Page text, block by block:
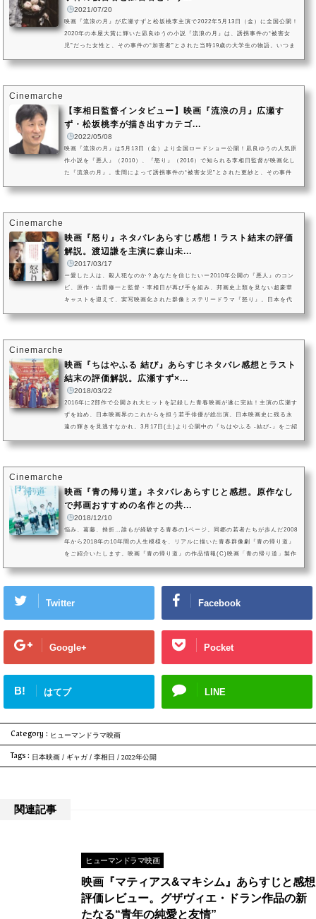
2021/07/20
映画『流浪の月』が広瀬すずと松坂桃李主演で2022年5月13日（金）に全国公開！
2020年の本屋大賞に輝いた凪良ゆうの小説『流浪の月』は、誘拐事件の“被害女
児”だった女性と、その事件の“加害者”とされた当時19歳の大学生の物語。いつま
Cinemarche
【李相日監督インタビュー】映画『流浪の月』広瀬す
ず・松坂桃李が描き出すカテゴ...
2022/05/08
映画『流浪の月』は5月13日（金）より全国ロードショー公開！凪良ゆうの人気原
作小説を『悪人』（2010）、『怒り』（2016）で知られる李相日監督が映画化し
た『流浪の月』。世間によって誘拐事件の“被害女児”とされた更紗と、その事件
Cinemarche
映画『怒り』ネタバレあらすじ感想！ラスト結末の評価
解説。渡辺謙を主演に森山未...
2017/03/17
ー愛した人は、殺人犯なのか？あなたを信じたいー2010年公開の『悪人』のコン
ビ、原作・吉田修一と監督・李相日が再び手を組み、邦画史上類を見ない超豪華
キャストを迎えて、実写映画化された群像ミステリードラマ『怒り』。日本を代
Cinemarche
映画『ちはやふる 結び』あらすじネタバレ感想とラスト
結末の評価解説。広瀬すず×...
2018/03/22
2016年に2部作で公開され大ヒットを記録した青春映画が遂に完結！主演の広瀬す
ずを始め、日本映画界のこれからを担う若手俳優が総出演。日本映画史に残る永
遠の輝きを見逃すなかれ。3月17日(土)より公開中の『ちはやふる -結び-』をご紹
Cinemarche
映画『青の帰り道』ネタバレあらすじと感想。原作なし
で邦画おすすめの名作との共...
2018/12/10
悩み、葛藤、挫折…誰もが経験する青春の1ページ。同郷の若者たちが歩んだ2008
年から2018年の10年間の人生模様を、リアルに描いた青春群像劇『青の帰り道』
をご紹介いたします。映画『青の帰り道』の作品情報(C)映画「青の帰り道」製作
代の同級生7人が、卒業後、夢と現実の間でもがきながらそれぞれの道...
Twitter Facebook
Google+ Pocket
B! はてブ LINE
Category : ヒューマンドラマ映画
Tags : 日本映画 / ギャガ / 李相日 / 2022年公開
関連記事
ヒューマンドラマ映画
映画『マティアス&マキシム』あらすじと感想
評価レビュー。グザヴィエ・ドラン作品の新
たなる“青年の純愛と友情”